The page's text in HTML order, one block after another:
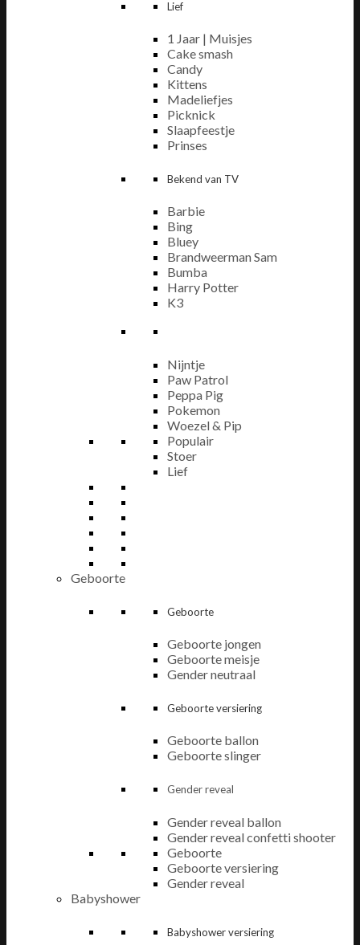
Lief
1 Jaar | Muisjes
Cake smash
Candy
Kittens
Madeliefjes
Picknick
Slaapfeestje
Prinses
Bekend van TV
Barbie
Bing
Bluey
Brandweerman Sam
Bumba
Harry Potter
K3
Nijntje
Paw Patrol
Peppa Pig
Pokemon
Woezel & Pip
Populair
Stoer
Lief
Geboorte
Geboorte
Geboorte jongen
Geboorte meisje
Gender neutraal
Geboorte versiering
Geboorte ballon
Geboorte slinger
Gender reveal
Gender reveal ballon
Gender reveal confetti shooter
Geboorte
Geboorte versiering
Gender reveal
Babyshower
Babyshower versiering